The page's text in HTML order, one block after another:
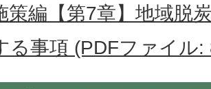
策編【第7章】地域脱
る事項 (PDFファイル: